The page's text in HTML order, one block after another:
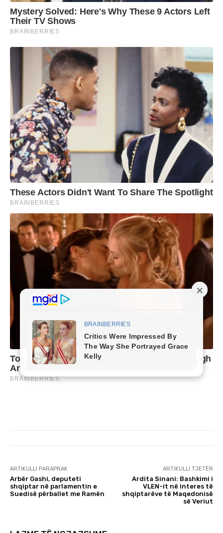
ARTIKULLI PARAPRAK
Arbër Gashi, deputeti
shqiptar në parlamentin e
Suedisë përballet me Ramën
ARTIKULLI TJETËR
Ardita Sinani: Bashkimi i
VLEN-it në interes të
shqiptarëve të Maqedonisë
së Veriut